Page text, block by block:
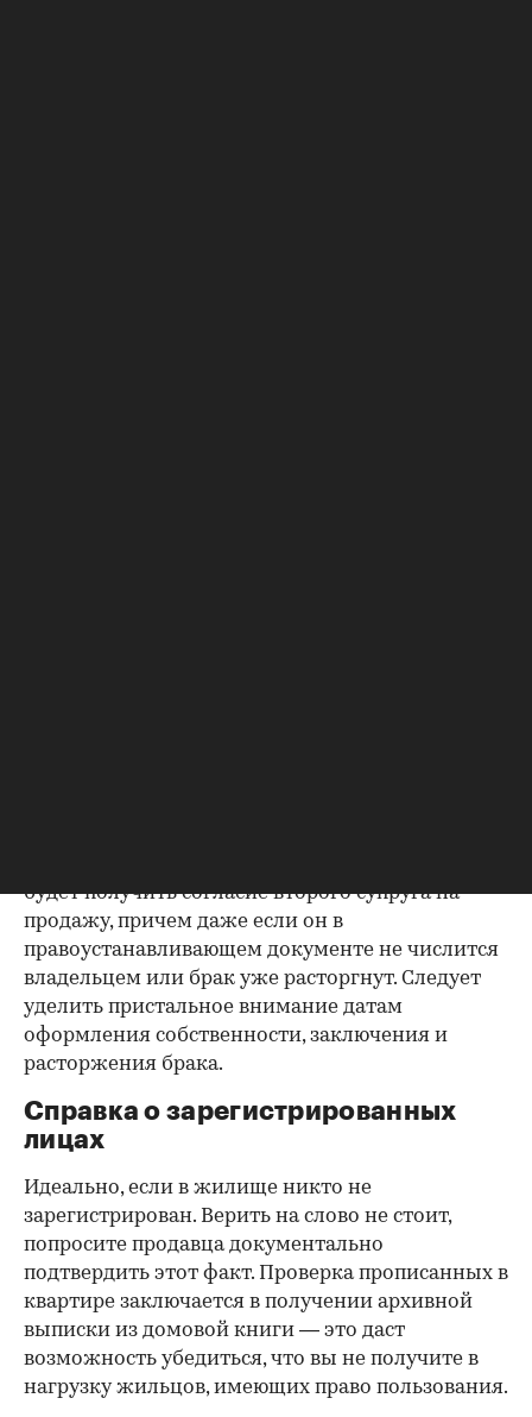
будет получить согласие второго супруга на
продажу, причем даже если он в
правоустанавливающем документе не числится
владельцем или брак уже расторгнут. Следует
уделить пристальное внимание датам
оформления собственности, заключения и
расторжения брака.
Справка о зарегистрированных
лицах
Идеально, если в жилище никто не
зарегистрирован. Верить на слово не стоит,
попросите продавца документально
подтвердить этот факт. Проверка прописанных в
квартире заключается в получении архивной
выписки из домовой книги — это даст
возможность убедиться, что вы не получите в
нагрузку жильцов, имеющих право пользования.